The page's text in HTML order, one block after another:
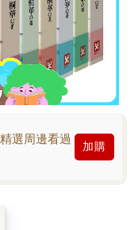
選周邊看過
加購